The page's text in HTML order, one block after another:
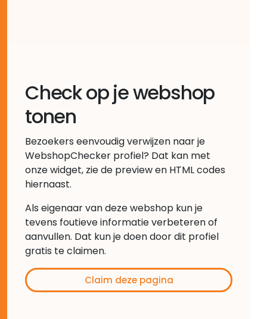
Check op je webshop
tonen
Bezoekers eenvoudig verwijzen naar je
WebshopChecker profiel? Dat kan met
onze widget, zie de preview en HTML codes
hiernaast.
Als eigenaar van deze webshop kun je
tevens foutieve informatie verbeteren of
aanvullen. Dat kun je doen door dit profiel
gratis te claimen.
Claim deze pagina